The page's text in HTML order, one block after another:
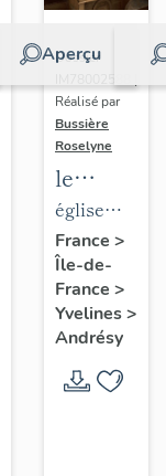
Aperçu
Dossier
Réalisé par
Bussière
Roselyne
le
mobilier
de
l'église
Saint-
Germain-
de-
Paris
église
paroissiale
Saint-
Germain
France >
Île-de-
France >
Yvelines>
Andrésy